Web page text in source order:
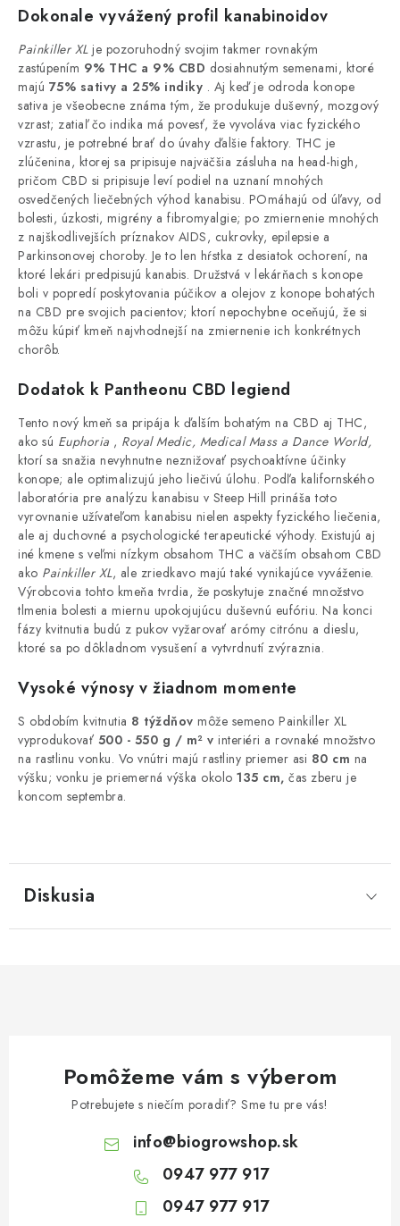
Dokonale vyvážený profil kanabinoidov
Painkiller XLje pozoruhodný svojim takmer rovnakým
zastúpením 9% THC a 9% CBD dosiahnutým semenami, ktoré
majú 75% sativy a 25% indiky . Aj keď je odroda konope
sativa je všeobecne známa tým, že produkuje duševný, mozgový
vzrast; zatiaľ čo indika má povesť, že vyvoláva viac fyzického
vzrastu, je potrebné brať do úvahy ďalšie faktory. THC je
zlúčenina, ktorej sa pripisuje najväčšia zásluha na head-high,
pričom CBD si pripisuje leví podiel na uznaní mnohých
osvedčených liečebných výhod kanabisu. POmáhajú od úľavy, od
bolesti, úzkosti, migrény a fibromyalgie; po zmiernenie mnohých
z najškodlivejších príznakov AIDS, cukrovky, epilepsie a
Parkinsonovej choroby. Je to len hŕstka z desiatok ochorení, na
ktoré lekári predpisujú kanabis. Družstvá v lekárňach s konope
boli v popredí poskytovania púčikov a olejov z konope bohatých
na CBD pre svojich pacientov; ktorí nepochybne oceňujú, že si
môžu kúpiť kmeň najvhodnejší na zmiernenie ich konkrétnych
chorôb.
Dodatok k Pantheonu CBD legiend
Tento nový kmeň sa pripája k ďalším bohatým na CBD aj THC,
ako sú Euphoria , Royal Medic, Medical Mass a Dance World,
ktorí sa snažia nevyhnutne neznižovať psychoaktívne účinky
konope; ale optimalizujú jeho liečivú úlohu. Podľa kalifornského
laboratória pre analýzu kanabisu v Steep Hill prináša toto
vyrovnanie užívateľom kanabisu nielen aspekty fyzického liečenia,
ale aj duchovné a psychologické terapeutické výhody. Existujú aj
iné kmene s veľmi nízkym obsahom THC a väčším obsahom CBD
ako Painkiller XL, ale zriedkavo majú také vynikajúce vyváženie.
Výrobcovia tohto kmeňa tvrdia, že poskytuje značné množstvo
tlmenia bolesti a miernu upokojujúcu duševnú eufóriu. Na konci
fázy kvitnutia budú z pukov vyžarovať arómy citrónu a dieslu,
ktoré sa po dôkladnom vysušení a vytvrdnutí zvýraznia.
Vysoké výnosy v žiadnom momente
S obdobím kvitnutia 8 týždňov môže semeno Painkiller XL
vyprodukovať 500 - 550 g / m² v interiéri a rovnaké množstvo
na rastlinu vonku. Vo vnútri majú rastliny priemer asi 80 cm na
výšku; vonku je priemerná výška okolo 135 cm, čas zberu je
koncom septembra.
Diskusia
Pomôžeme vám s výberom
Potrebujete s niečím poradiť? Sme tu pre vás!
info@biogrowshop.sk
0947 977 917
0947 977 917